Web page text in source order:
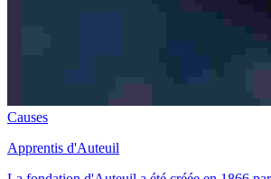
Causes
Apprentis d'Auteuil